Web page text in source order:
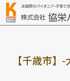
【千歳市】 -